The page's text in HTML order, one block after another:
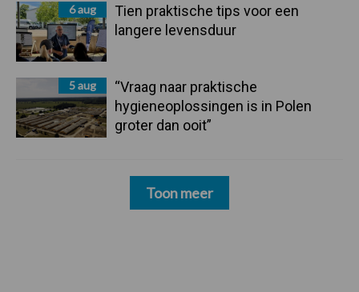
6 aug
Tien praktische tips voor een
langere levensduur
5 aug
“Vraag naar praktische
hygieneoplossingen is in Polen
groter dan ooit”
Toon meer